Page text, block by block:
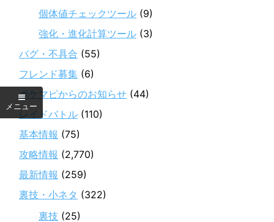
個体値チェックツール (9)
強化・進化計算ツール (3)
バグ・不具合 (55)
フレンド募集 (6)
ポケマピからのお知らせ (44)
レイドバトル (110)
基本情報 (75)
攻略情報 (2,770)
最新情報 (259)
裏技・小ネタ (322)
裏技 (25)